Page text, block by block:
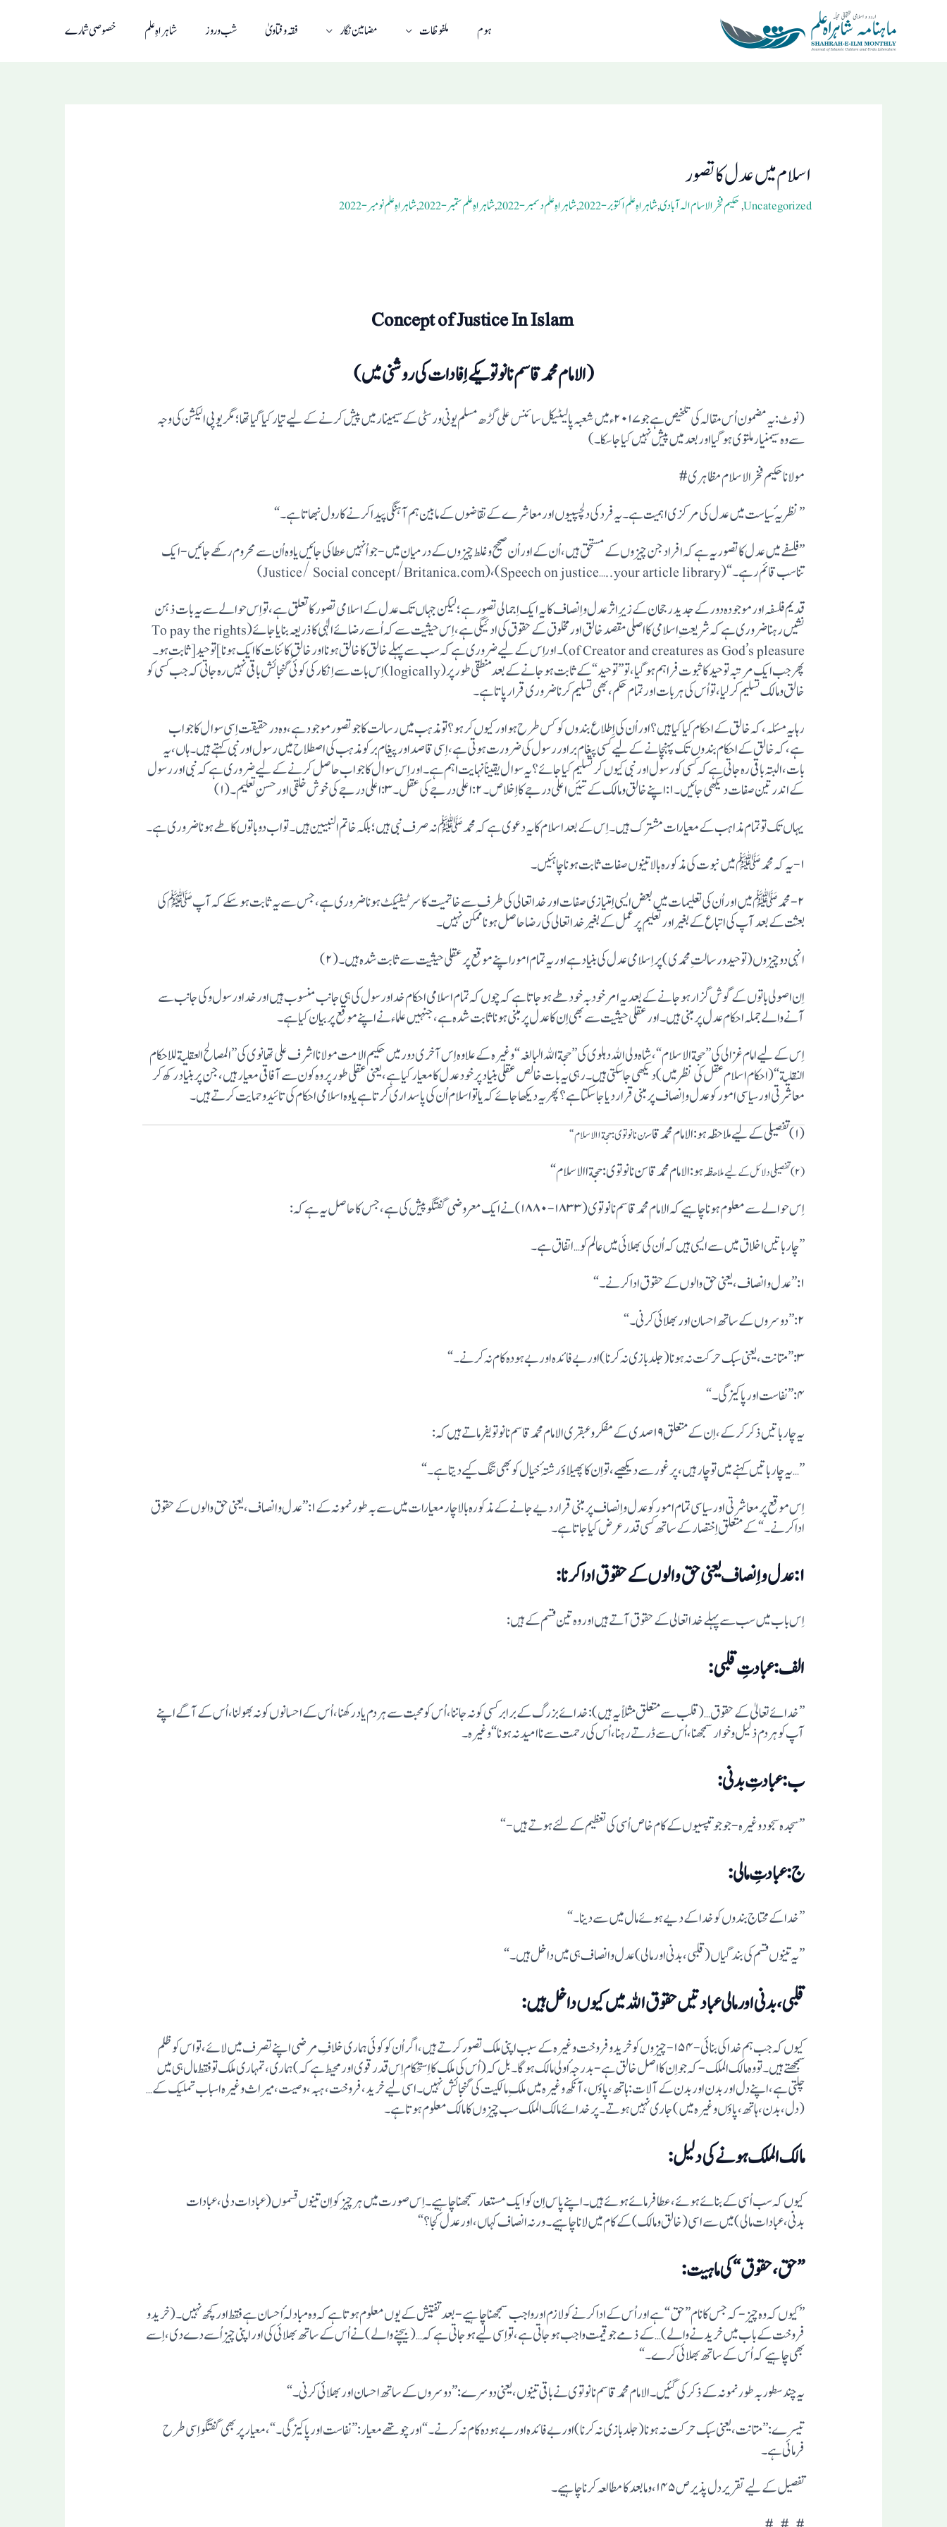
ہوم ملفوظات مضامین نگار فقہ و فتاویٰ شب و روز شاہراہِ علم خصوصی شمارے
اسلام میں عدل کاتصور
Uncategorized
,حکیم فخرالاسام الہ آبادی,شاہراہِ علم اکتوبر- 2022 ,شاہراہِ علم دسمبر- 2022 ,شاہراہِ علم ستمبر- 2022 ,شاہراہِ علم نومبر- 2022
Concept of Justice In Islam
( الامام محمدقاسم نانوتویکے اِفادات کی روشنی میں)
(نوٹ :یہ مضمون اُس مقالہ کی تلخیص ہے جو۷ ۲۰۱ء میں شعبہ پالیٹیکل سائنس علی گڑھ مسلم یونی ورسٹی کے سیمینار میں پیش کرنے کے لیے تیار کیا گیا تھا؛مگریوپی الیکشن کی وجہ
سے وہ سیمنیار ملتوی ہوگیا اور بعد میں پیش نہیں کیا جا سکا۔)
مولانا حکیم فخرالاسلام مظاہری#
”نظریہٴ سیاست میں عدل کی مرکزی اہمیت ہے۔یہ فرد کی دلچسپیوں اور معاشرے کے تقاضوں کے مابین ہم آہنگی پیدا کرنے کا رول نبھاتا ہے۔ “
”فلسفے میں عدل کا تصور یہ ہے کہ افراد جن چیزوں کے مستحق ہیں،اُن کے اور اُن صحیح و غلط چیزوں کے درمیان میں-جو اُنہیں عطا کی جائیں یا وہ اُن سے محروم رکھے جائیں- ایک
تناسب قائم رہے۔“(Speech on justice…..your article library)،(Justice/ Social concept/Britanica.com)
قدیم فلسفہ اور موجودہ دورکے جدید رجحان کے زیر ِاثر عدل و اِنصاف کا یہ ایک اِجمالی تصور ہے؛لیکن جہاں تک عدل کے اسلامی تصور کا تعلق ہے،تواِس حوالے سے یہ بات ذہن
نشیں رہنا ضروری ہے کہ شریعت ِ اسلامی کا اصلی مقصد خالق اور مخلوق کے حقوق کی ادئیگی ہے ،اِس حیثیت سے کہ اُسے رضائے الٰہی کا ذریعہ بنا یا جائے(To pay the rights
of Creator and creatures as God’s pleasure)۔اوراِس کے لیے ضروری ہے کہ سب سے پہلے خالق کا خالق ہونا اور خالقِ کائنات کا ایک ہونا]توحید [ ثابت ہو۔
پھرجب ایک مرتبہ توحید کا ثبوت فراہم ہو گیا، تو”توحید“کے ثابت ہو جا نے کے بعدمنطقی طور پر(logically)اِس بات سے اِنکار کی کوئی گنجائش باقی نہیں رہ جا تی کہ جب کسی کو
خالق و مالک تسلیم کرلیا ،تو اُس کی ہر بات اور تمام حکم ،بھی تسلیم کرنا ضروری قرار پاتا ہے۔
رہا یہ مسئلہ ، کہ خالق کے احکام کیا کیا ہیں؟اور اُن کی اِطلاع بندوں کو کس طرح ہواور کیوں کر ہو؟تو مذہب میں رسالت کا جو تصورموجود ہے،وہ در حقیقت اِسی سوال کا جواب
ہے،کہ خالق کے احکام بندوں تک پہنچا نے کے لیے کسی پیغام بر اور رسول کی ضرورت ہوتی ہے،اِسی قاصد اورپیغام بر کو مذہب کی اصطلاح میں رسول اور نبی کہتے ہیں۔ہاں ،یہ
بات،البتہ باقی رہ جاتی ہے کہ کسی کو رسول اور نبی کیوں کر تسلیم کیا جا ئے؟ یہ سوال یقیناًنہایت اہم ہے۔اور اِس سوال کا جواب حاصل کرنے کے لیے ضروری ہے کہ نبی اور رسول
کے اندر تین صفات دیکھی جائیں۔۱:اپنے خالق و مالک کے تئیں اعلی درجے کااِخلاص ۔۲:اعلی درجے کی عقل۔۳:اعلی درجے کی خوش خلقی اورحسنِ تعلیم۔(۱)
یہاں تک تو تمام مذاہب کے معیارات مشترک ہیں۔اِس کے بعد اسلام کا یہ دعوی ہے کہ محمد ﷺ نہ صرف نبی ہیں؛بلکہ خاتم النبیین ہیں۔تواب دو باتوں کا طے ہو نا ضروری ہے۔
۲- محمد ﷺ میں اور اُن کی تعلیمات میں بعض ایسی اِ متیازی صفات اور خدا تعالی کی طرف سے خاتمیت کا سرٹیفیکٹ ہونا ضروری ہے، جس سے یہ ثابت ہو سکے کہ آپ ﷺ کی
بعثت کے بعد آپ کی اتباع کے بغیراور تعلیم پر عمل کے بغیرخدا تعالی کی رضا حاصل ہونا ممکن نہیں۔
انہی دو چیزوں(توحید و رسالتِ محمدی)پر اِسلامی عدل کی بنیاد ہے اور یہ تمام اموراپنے موقع پر عقلی حیثیت سے ثابت شدہ ہیں۔(۲)
اِن اصولی باتوں کے گوش گزار ہو جانے کے بعد یہ امر خود بہ خود طے ہو جا تا ہے کہ چوں کہ تمام اسلامی احکام خدا و رسول کی ہی جانب منسوب ہیں اور خداورسول وکی جانب سے
آنے والے جملہ احکام عدل پر مبنی ہیں۔اورعقلی حیثیت سے بھی اِن کا عدل پر مبنی ہونا ثابت شدہ ہے ، جنہیں علماء نے اپنے موقع پر بیان کیا ہے۔
اِس کے لیے امام غزالی کی ”حجة الاسلام“،شاہ ولی الله دہلوی کی ”حجة الله البالغہ“وغیرہ کے علاوہ اِس آخری دورمیں حکیم الامت مولانا اشرف علی تھانوی کی ”المصالح العقلیة للاحکام
النقلیة“(احکام اسلام عقل کی نظر میں)دیکھی جا سکتی ہیں۔رہی یہ بات خالص عقلی بنیاد پر خود عدل کا معیار کیاہے ،یعنی عقلی طور پروہ کون سے آفاقی معیار ہیں، جن پربنیاد رکھ کر
معاشرتی اور سیاسی ا مورکو عد ل و اِنصاف پر مبنی قرار دیا جا سکتا ہے؟پھر یہ دیکھا جائے کہ یا تو اسلام اُن کی پاسداری کرتا ہے یا وہ اسلامی احکام کی تائید و حمایت کرتے ہیں۔
(۱)تفصیلی کے لیے ملاحظہ ہو:الامام محمد قاس
ن نانوتوی:حجةا الاسلام“
(۲)تفصیلی دلائل کے لیے ملاح
ظہ ہو:الامام محمد قاسن نانوتوی:حجةا الاسلام“
اِس حوالے سے معلوم ہو نا چا ہیے کہ الامام محمد قاسم نانوتوی(۱۸۳۳-۱۸۸۰) نے ایک معروضی گفتگو پیش کی ہے،جس کا حاصل یہ ہے کہ:
” چار باتیں اخلاق میں سے ایسی ہیں کہ اُن کی بھلائی میں عالم کو … اتفاق ہے ۔
۳:” متانت، یعنی سبک حرکت نہ ہونا(جلد بازی نہ کرنا) اور بے فائدہ اور بے ہودہ کام نہ کرنے۔“
۴:”نفاست اور پاکیزگی۔“
یہ چار باتیں ذکر کرکے ،اِن کے متعلق ۱۹ صدی کے مفکر وعبقری الامام محمد قاسم نانوتویفرماتے ہیں کہ:
”… یہ چار باتیں کہنے میں تو چار ہیں، پر غور سے دیکھیے، تو اِن کا پھیلاوٴ رشتہٴ خیال کو بھی تنگ کیے دیتا ہے۔“
اِس موقع پر معاشرتی اور سیاسی تمام ا مورکو عد ل و اِنصاف پر مبنی قرار دیے جانے کے مذکورہ بالا چار معیارات میں سے بہ طور نمونہ کے ۱:” عدل و انصاف، یعنی حق والوں کے حقوق
ادا کرنے۔“ کے متعلق اِختصار کے ساتھ کسی قدر عرض کیا جا تا ہے۔
۱:عدل و اِنصاف یعنی حق والوں کے حقوق ادا کرنا:
اِس باب میں سب سے پہلے خدا تعالی کے حقوق آتے ہیں اور وہ تین قسم کے ہیں:
الف:عبادتِ قلبی:
” خدائے تعالیٰ کے حقوق …(قلب سے متعلق مثلاً یہ ہیں): خدائے بزرگ کے برابر کسی کو نہ جاننا، اُس کو محبت سے ہر دم یاد رکھنا، اُس کے احسانوں کو نہ بھولنا، اُس کے آگے اپنے
آپ کو ہر دم ذلیل و خوار سمجھنا، اُس سے ڈرتے رہنا، اُس کی رحمت سے ناامید نہ ہونا “وغیرہ۔
ب:عبادتِ بدنی:
” سجدہ سجود وغیرہ -جو جوتپسیوں کے کام خاص اُسی کی تعظیم کے لئے ہوتے ہیں-“
ج:عبادتِ مالی:
” خدا کے محتاج بندوں کو خدا کے دیے ہوئے مال میں سے دینا۔ “
”یہ تینوں قسم کی بندگیاں( قلبی ،بدنی ا ور مالی) عدل و انصاف ہی میں داخل ہیں۔“
قلبی،بدنی اور مالی عبادتیں حقوق الله میں کیوں داخل ہیں:
کیوں کہ جب ہم خدا کی بنائی -۱۵۴- چیزوں کو خرید و فروخت وغیرہ کے سبب اپنی ملک تصور کرتے ہیں، اگر اُن کو کوئی ہماری خلافِ مرضی اپنے تصرف میں لائے، تو اس کو ظلم
سمجھتے ہیں۔تو وہ مالک الملک -کہ جو اِن کا اصل خالق ہے- بدرجہٴ اولی مالک ہوگا۔ بل کہ(اُس کی ملک کا اِستحکام اِس قدر قوی اور محیط ہے کہ) ہماری، تمہاری ملک تو فقط مال ہی میں
چلتی ہے،اپنے دل اور بدن اور بدن کے آلات: ہاتھ، پاوٴں، آنکھ وغیرہ میں ملکِ مالکیت کی گنجائش نہیں۔ اسی لیے خرید، فروخت، ہبہ، وصیت، میراث وغیرہ اسباب تملیک کے …
( دل ، بدن ، ہاتھ، پاوٴں وغیرہ میں) جاری نہیں ہوتے۔ پر خدائے مالک الملک سب چیزوں کا مالک معلوم ہوتا ہے۔
مالک الملک ہونے کی دلیل:
کیوں کہ سب اُسی کے بنائے ہوئے، عطا فرمائے ہوئے ہیں۔ اپنے پاس اِن کو ایک مستعار سمجھنا چاہیے۔ اِس صورت میں ہر چیز کواِن تینوں قسموں (عبادات دلی،عبادات
بدنی،عبادات مالی)میں سے اسی (خالق و مالک)کے کام میں لانا چاہیے۔ ورنہ انصاف کہاں، اور عدل کجا؟“
”حق ،حقوق“کی ماہیت:
”کیوں کہ وہ چیز -کہ جس کا نام ”حق“ ہے اور اُس کے ادا کرنے کو لازم اورواجب سمجھنا چاہیے- بعد تفتیش کے یوں معلوم ہوتا ہے کہ وہ مبادلہٴ احسان ہے فقط اورکچھ نہیں۔ (خرید و
فروخت کے باب میں خریدنے والے )… کے ذمے جو قیمت واجب ہو جاتی ہے، تو اِسی لیے ہو جاتی ہے کہ …(بیچنے والے) نے اُس کے ساتھ بھلائی کی ا ور اپنی چیز اُسے دے دی، اِسے
بھی چاہیے کہ اُس کے ساتھ بھلائی کرے۔“
یہ چند سطوربہ طور نمونہ کے ذکر کی گئیں۔الامام محمد قاسم نانوتوی نے باقی تینوں ،یعنی دوسرے:”دوسروں کے ساتھ احسان اور بھلائی کرنی۔“
تیسرے:” متانت، یعنی سبک حرکت نہ ہونا(جلد بازی نہ کرنا) اور بے فائدہ اور بے ہودہ کام نہ کرنے۔“اور چوتھے معیار:”نفاست اور پاکیزگی۔“،معیار پر بھی گفتگو اِسی طرح
فرمائی ہے۔
تفصیل کے لیے تقریر دل پذیر ص۱۴۵، و مابعد کا مطالعہ کرنا چا ہیے۔